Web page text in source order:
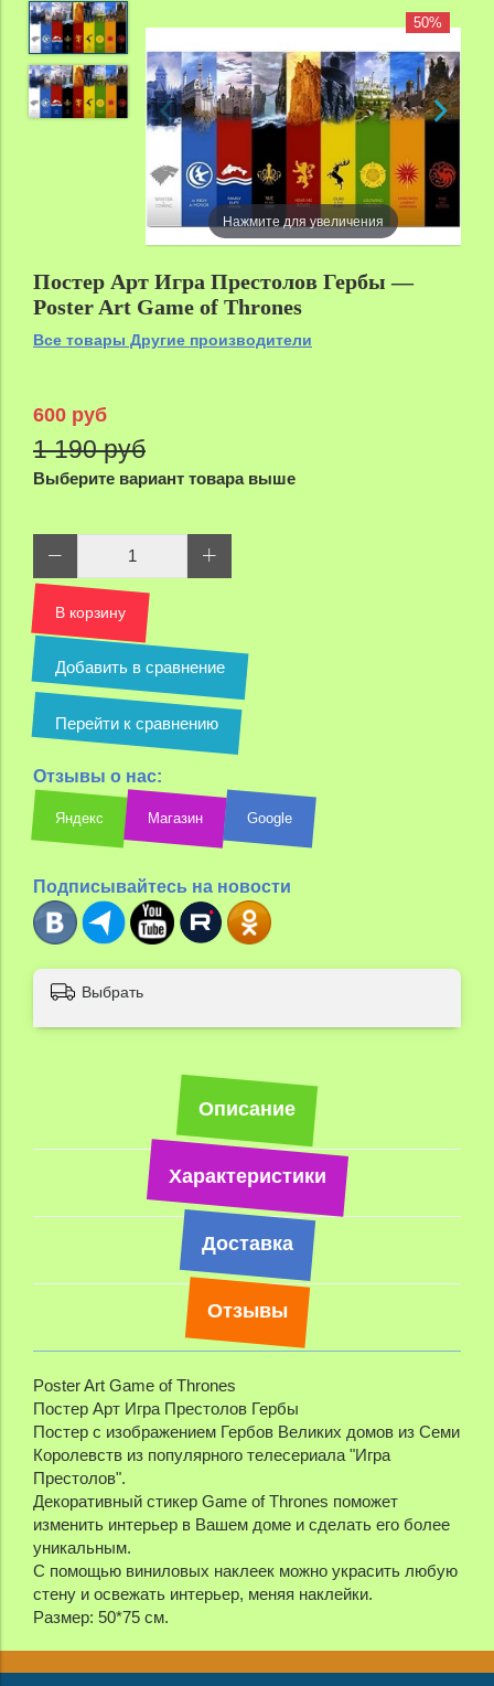
50%
Нажмите для увеличения
Постер Арт Игра Престолов Гербы —
Poster Art Game of Thrones
Все товары Другие производители
600 руб
1 190 руб
Выберите вариант товара выше
В корзину
Добавить в сравнение
Перейти к сравнению
Отзывы о нас:
Яндекс Магазин Google
Подписывайтесь на новости
Выбрать
Описание
Характеристики
Доставка
Отзывы
Poster Art Game of Thrones
Постер Арт Игра Престолов Гербы
Постер с изображением Гербов Великих домов из Семи
Королевств из популярного телесериала "Игра
Престолов".
Декоративный стикер Game of Thrones поможет
изменить интерьер в Вашем доме и сделать его более
уникальным.
С помощью виниловых наклеек можно украсить любую
стену и освежать интерьер, меняя наклейки.
Размер: 50*75 см.